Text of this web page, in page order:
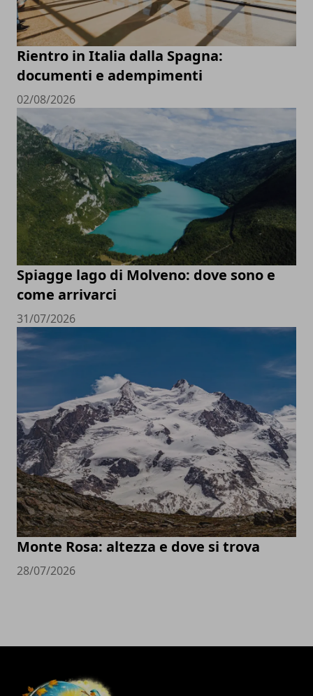
Rientro in Italia dalla Spagna:
documenti e adempimenti
02/08/2026
Spiagge lago di Molveno: dove sono e
come arrivarci
31/07/2026
Monte Rosa: altezza e dove si trova
28/07/2026